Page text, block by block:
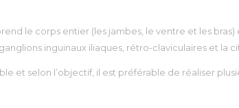
le corps entier (les jambes, le ventre et les
inguinaux iliaques, rétro-claviculaires et la
et selon l’objectif, il est préférable de réaliser